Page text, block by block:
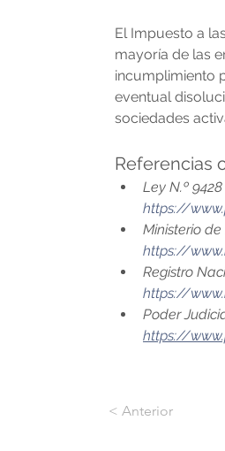
El Impuesto a
mayoría de las
incumplimiento
eventual
sociedades
Referencias
Ley N.º
https://
Ministerio
https://
Registro
https://
Poder
https://
< Anterior